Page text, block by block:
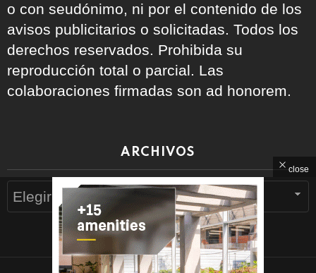
o con seudónimo, ni por el contenido de los
avisos publicitarios o solicitadas. Todos los
derechos reservados. Prohibida su
reproducción total o parcial. Las
colaboraciones firmadas son ad honorem.
ARCHIVOS
close